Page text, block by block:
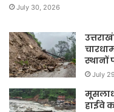
July 30, 2026
स्थानों
July
हाईवे